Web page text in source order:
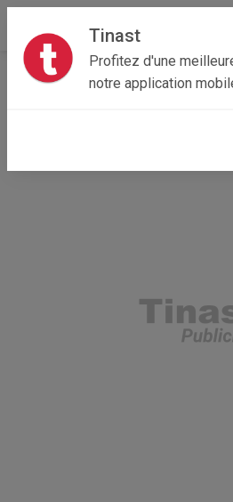
Tinast
Profitez d'une
notre application
Accueil Recherche
Emploi,